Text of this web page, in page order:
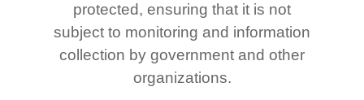
protected, ensuring that it is not
subject to monitoring and information
collection by government and other
organizations.